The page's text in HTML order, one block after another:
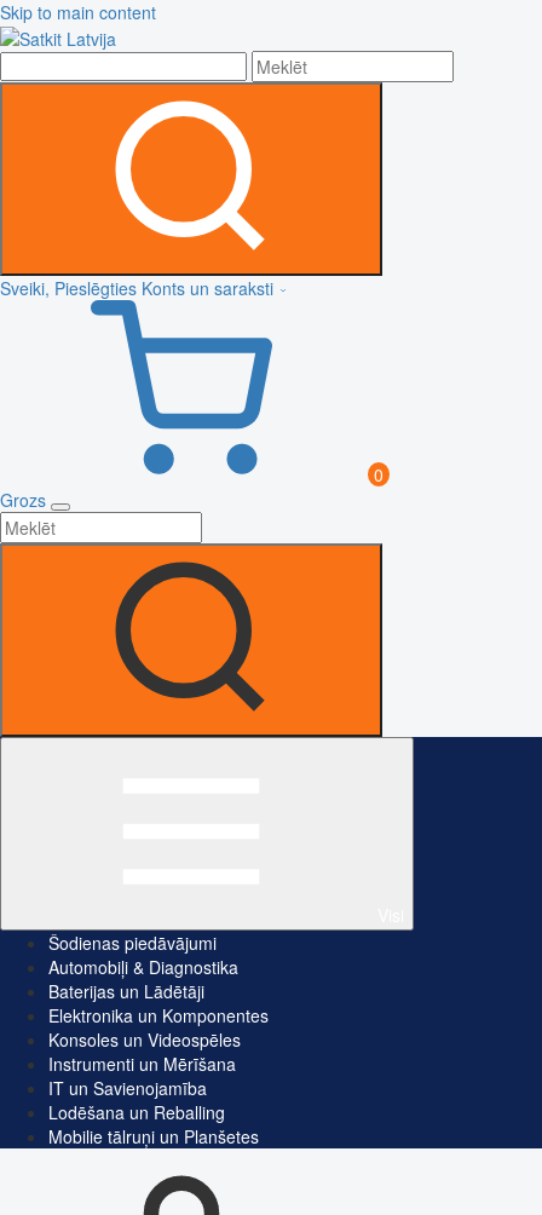
Skip to main content
Sveiki, Pieslēgties Konts un saraksti
0
Grozs
Šodienas piedāvājumi
Automobiļi & Diagnostika
Baterijas un Lādētāji
Elektronika un Komponentes
Konsoles un Videospēles
Instrumenti un Mērīšana
IT un Savienojamība
Lodēšana un Reballing
Mobilie tālruņi un Planšetes